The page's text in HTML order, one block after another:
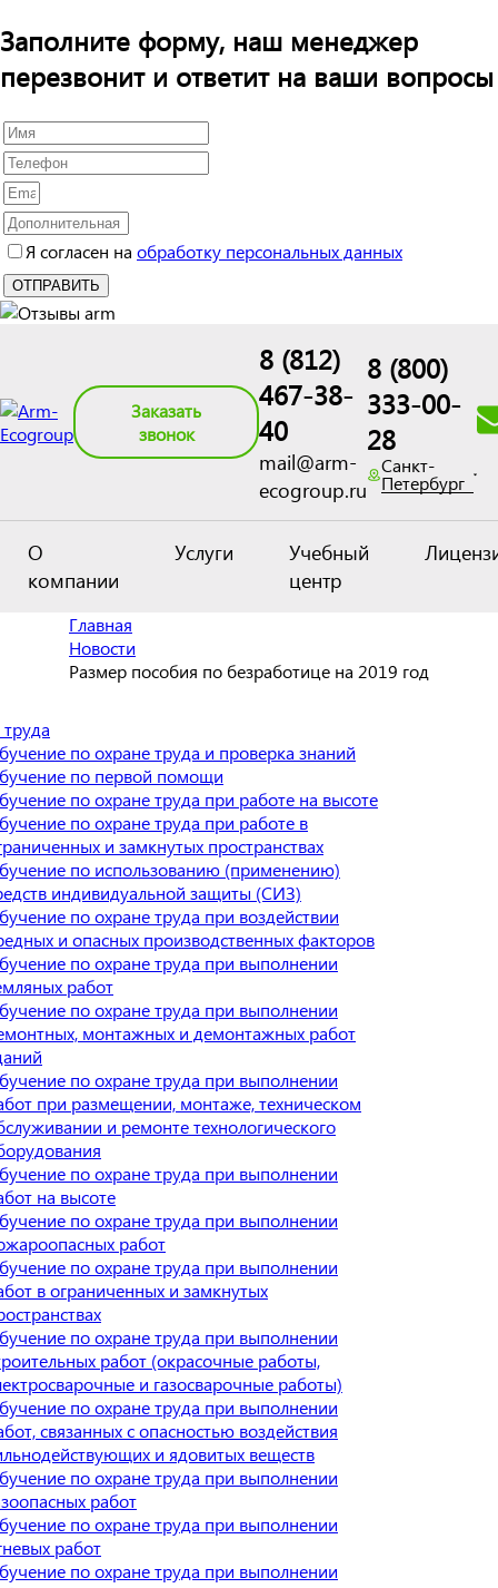
Заполните форму, наш менеджер
перезвонит и ответит на ваши вопросы
Я согласен на обработку персональных данных
Заказать
звонок
8 (812)
467-38-
40
mail@arm-
ecogroup.ru
8 (800)
333-00-
28
Санкт-
Петербург
О
компании
Услуги
Учебный
центр
Главная
Новости
Размер пособия по безработице на 2019 год
по охране труда и проверка знаний
по первой помощи
по охране труда при работе на высоте
по охране труда при работе в
и замкнутых пространствах
по использованию (применению)
индивидуальной защиты (СИЗ)
по охране труда при воздействии
и опасных производственных факторов
по охране труда при выполнении
работ
по охране труда при выполнении
монтажных и демонтажных работ
по охране труда при выполнении
при размещении, монтаже, техническом
и ремонте технологического
по охране труда при выполнении
на высоте
по охране труда при выполнении
работ
по охране труда при выполнении
в ограниченных и замкнутых
по охране труда при выполнении
работ (окрасочные работы,
и газосварочные работы)
по охране труда при выполнении
связанных с опасностью воздействия
и ядовитых веществ
по охране труда при выполнении
работ
по охране труда при выполнении
работ
по охране труда при выполнении